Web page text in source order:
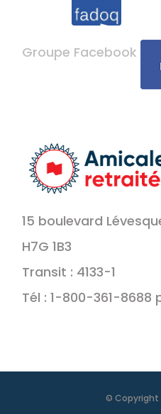
Groupe Facebook
15 boulevard
H7G 1B3
Transit : 4133-1
Tél : 1-800-361-8688
© Copyright